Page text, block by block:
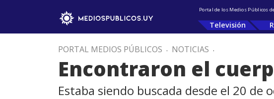
Portal de los Medios Públicos
Televisión
PORTAL MEDIOS PÚBLICOS . NOTICIAS .
Encontraron el
Estaba siendo buscada desde el 20 de